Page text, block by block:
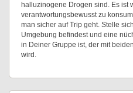
halluzinogene Drogen sind. Es ist
verantwortungsbewusst zu
man sicher auf Trip geht. Stelle
Umgebung befindest und eine
in Deiner Gruppe ist, der mit
wird.